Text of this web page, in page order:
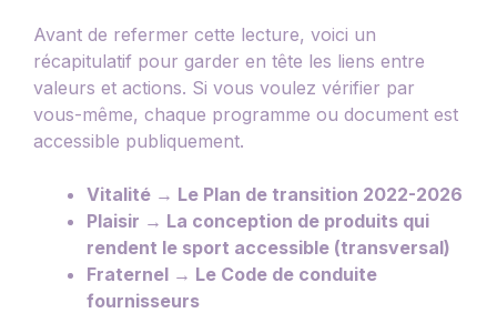
Avant de refermer cette lecture, voici un
récapitulatif pour garder en tête les liens entre
valeurs et actions. Si vous voulez vérifier par
vous-même, chaque programme ou document est
accessible publiquement.
Vitalité → Le Plan de transition 2022-2026
Plaisir → La conception de produits qui
rendent le sport accessible (transversal)
Fraternel → Le Code de conduite
fournisseurs